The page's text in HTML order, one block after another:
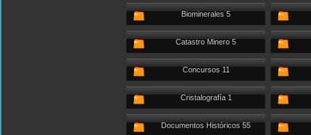
Biominerales 5
Catastro Minero 5
Concursos 11
Cristalografía 1
Documentos Históricos 55